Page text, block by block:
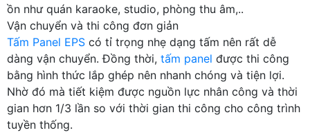
ồn như quán karaoke, studio, phòng thu âm,..
Vận chuyển và thi công đơn giản
Tấm Panel EPS có tỉ trọng nhẹ dạng tấm nên rất dễ
dàng vận chuyển. Đồng thời, tấm panel được thi công
bằng hình thức lắp ghép nên nhanh chóng và tiện lợi.
Nhờ đó mà tiết kiệm được nguồn lực nhân công và thời
gian hơn 1/3 lần so với thời gian thi công cho công trình
tuyền thống.